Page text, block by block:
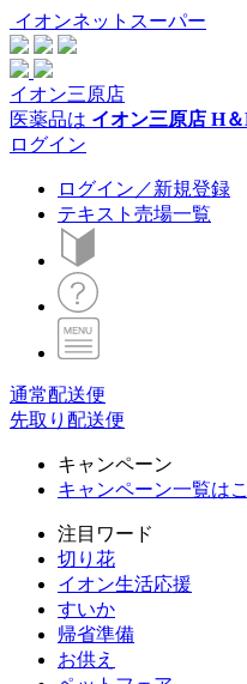
イオンネットスーパー
イオン三原店
医薬品は イオン三原店 H
ログイン
ログイン／新規登録
テキスト売場一覧
通常配送便
先取り配送便
キャンペーン
キャンペーン一覧は
注目ワード
切り花
イオン生活応援
すいか
帰省準備
お供え